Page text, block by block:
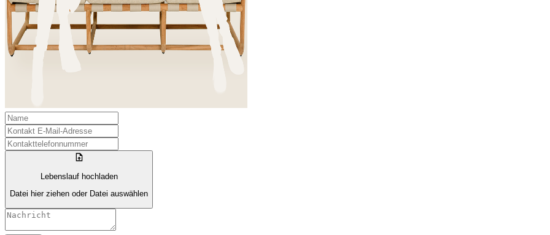
Lebenslauf hochladen
Datei hier ziehen oder Datei auswählen